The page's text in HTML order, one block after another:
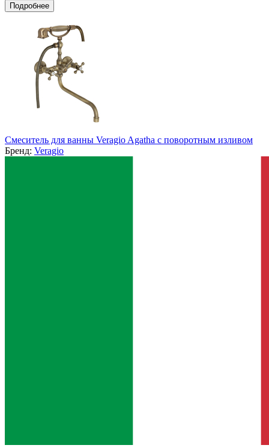
Подробнее
Смеситель для ванны Veragio Agatha с поворотным изливом
Бренд: Veragio